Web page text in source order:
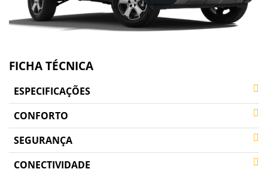
FICHA TÉCNICA
ESPECIFICAÇÕES
CONFORTO
SEGURANÇA
CONECTIVIDADE